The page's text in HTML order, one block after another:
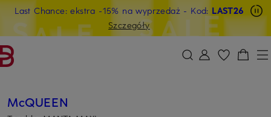
PRZEJDŹ DO GŁÓWNEJ TREŚCI PRZEJDŹ DO WYSZUKIWANIA
Last Chance: ekstra -15% na wyprzedaż - Kod: LAST26
Szczegóły
McQUEEN